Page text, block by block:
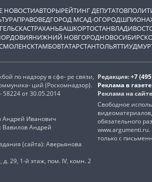
НОВОСТИАВТОРЫРЕЙТИНГ ДЕПУТАТОВ
ПРАВОВЕДГОРОД МСАД-ОГОРОД
АСТРАХАНЬБАШКОРТОСТАН
НИЖНИЙ НОВГОРОДНОВОСИБИРСК
ТАМБОВТАТАРСТАНТОЛЬЯТТИ
по надзору в сфе- ре связи,
ций (Роскомнадзор).
от 30.05.2014
Андрей Иванович
Вавилов Андрей
(сайта): Аверьянова
д. 29, 1-й этаж, пом. IV, комн. 2
Редакция:+7
Реклама в
Реклама на
Свободное
обязательного
только с